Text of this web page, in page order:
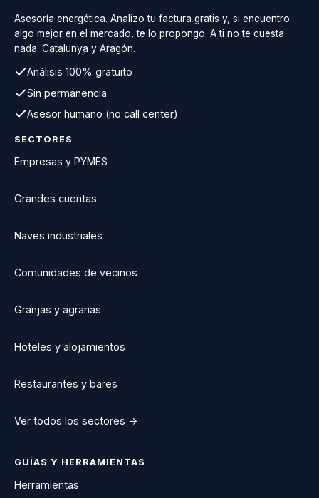
Asesoría energética. Analizo tu factura gratis y, si encuentro
algo mejor en el mercado, te lo propongo. A ti no te cuesta
nada. Catalunya y Aragón.
Análisis 100% gratuito
Sin permanencia
Asesor humano (no call center)
SECTORES
Empresas y PYMES
Grandes cuentas
Naves industriales
Comunidades de vecinos
Granjas y agrarias
Hoteles y alojamientos
Restaurantes y bares
Ver todos los sectores →
GUÍAS Y HERRAMIENTAS
Herramientas